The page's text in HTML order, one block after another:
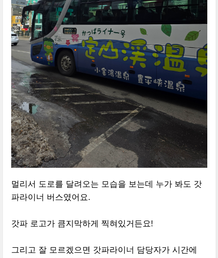
멀리서 도로를 달려오는 모습을 보는데 누가 봐도 갓
파라이너 버스였어요.
갓파 로고가 큼지막하게 찍혀있거든요!
그리고 잘 모르겠으면 갓파라이너 담당자가 시간에